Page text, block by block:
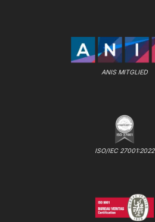
ANIS MITGLIED
ISO/IEC 27001:2022